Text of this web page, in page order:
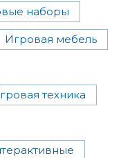
наборы
Игровая мебель
техника